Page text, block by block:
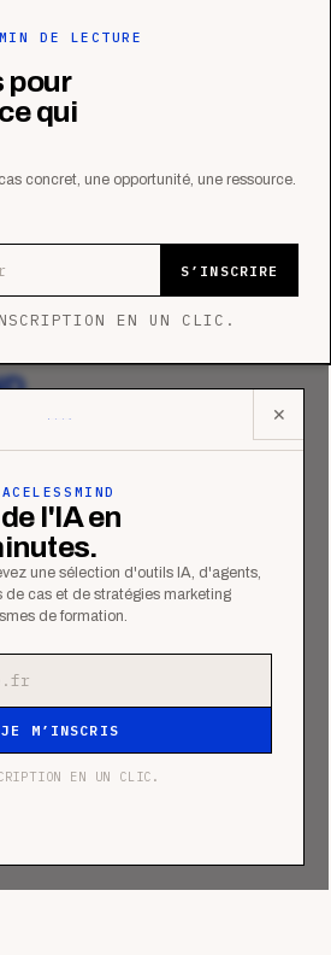
DE LECTURE
pour
qui
concret, une opportunité, une ressource.
S’INSCRIRE
EN UN CLIC.
✕
l'IA en
une sélection d'outils IA, d'agents,
de cas et de stratégies marketing
de formation.
JE M’INSCRIS
EN UN CLIC.
formation.